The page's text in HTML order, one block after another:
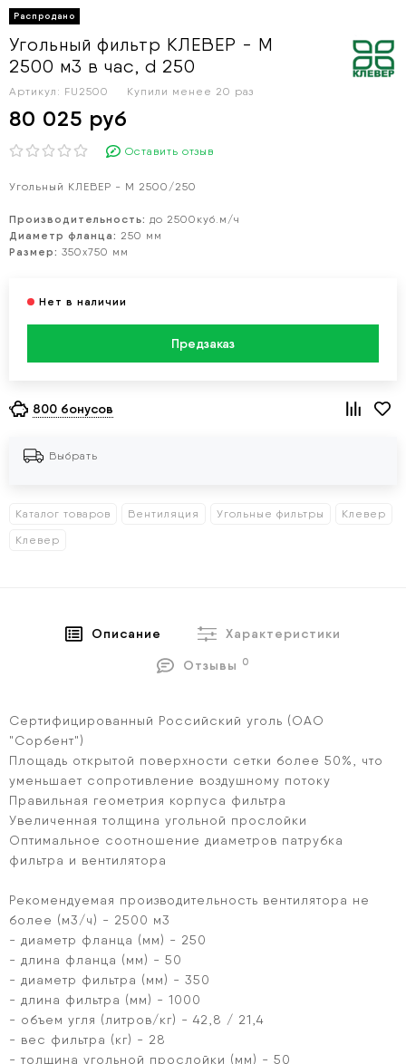
Угольный фильтр КЛЕВЕР - М
2500 м3 в час, d 250
Артикул: FU2500 Купили менее 20 раз
80 025 руб
Оставить отзыв
Угольный КЛЕВЕР - М 2500/250
Производительность: до 2500куб.м/ч
Диаметр фланца: 250 мм
Размер: 350х750 мм
Предзаказ
800 бонусов
Выбрать
Каталог товаров Вентиляция Угольные фильтры Клевер
Клевер
Описание
Характеристики
Отзывы
0
Сертифицированный Российский уголь (ОАО
"Сорбент")
Площадь открытой поверхности сетки более 50%, что
уменьшает сопротивление воздушному потоку
Правильная геометрия корпуса фильтра
Увеличенная толщина угольной прослойки
Оптимальное соотношение диаметров патрубка
фильтра и вентилятора
Рекомендуемая производительность вентилятора не
более (м3/ч) - 2500 м3
- диаметр фланца (мм) - 250
- длина фланца (мм) - 50
- диаметр фильтра (мм) - 350
- длина фильтра (мм) - 1000
- объем угля (литров/кг) - 42,8 / 21,4
- вес фильтра (кг) - 28
- толщина угольной прослойки (мм) - 50